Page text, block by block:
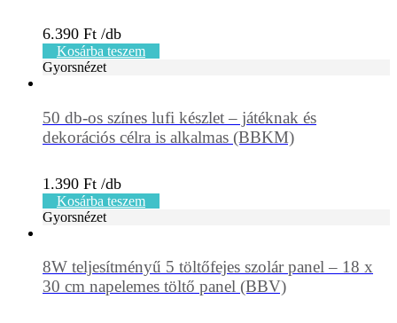
6.390 Ft
Kosárba teszem
Gyorsnézet
50 db-os színes lufi készlet – játéknak és
dekorációs célra is alkalmas (BBKM)
1.390 Ft
Kosárba teszem
Gyorsnézet
8W teljesítményű 5 töltőfejes szolár panel – 18 x
30 cm napelemes töltő panel (BBV)